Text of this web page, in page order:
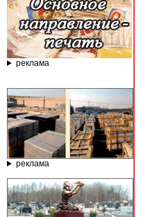
реклама
реклама